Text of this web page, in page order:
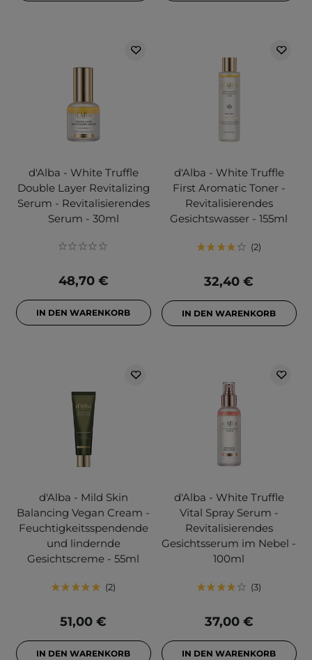
d'Alba - White Truffle
Double Layer Revitalizing
Serum - Revitalisierendes
Serum - 30ml
48,70 €
IN DEN WARENKORB
d'Alba - White Truffle
First Aromatic Toner -
Revitalisierendes
Gesichtswasser - 155ml
2
32,40 €
IN DEN WARENKORB
d'Alba - Mild Skin
Balancing Vegan Cream -
Feuchtigkeitsspendende
und lindernde
Gesichtscreme - 55ml
2
51,00 €
IN DEN WARENKORB
d'Alba - White Truffle
Vital Spray Serum -
Revitalisierendes
Gesichtsserum im Nebel -
100ml
3
37,00 €
IN DEN WARENKORB